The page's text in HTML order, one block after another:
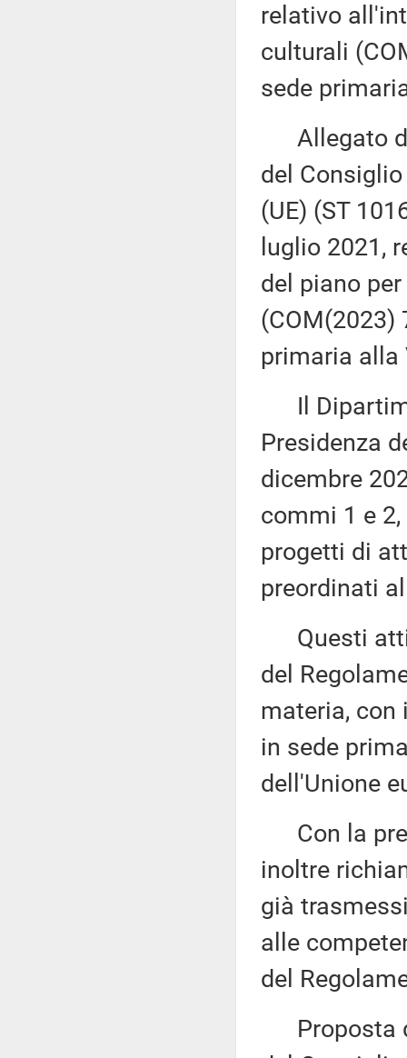
relativo
culturali
sede
Allegato
del
(UE) (ST
luglio 2021,
del piano
(COM(2023)
primaria alla
Il
Presidenza
dicembre
commi 1 e
progetti di
preordinati
Questi atti
del
materia, con
in sede
dell'Unione
Con la
inoltre
già
alle
del
Proposta